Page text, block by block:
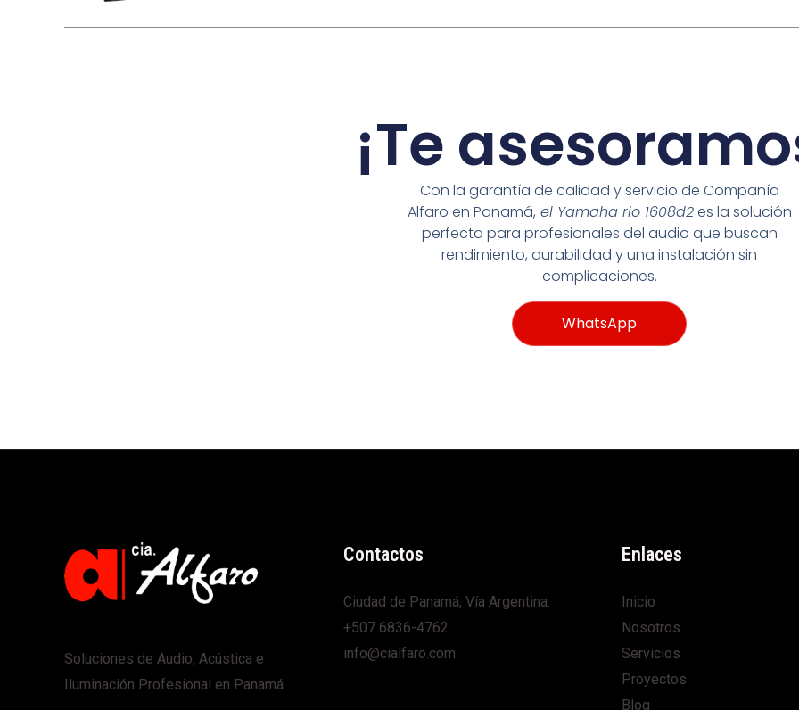
¡Te
Con la garantía de calidad y servicio de Compañía
Alfaro en Panamá, el Yamaha rio 1608d2es la solución
perfecta para profesionales del audio que buscan
rendimiento, durabilidad y una instalación sin
complicaciones.
WhatsApp
Soluciones de Audio, Acústica e
Iluminación Profesional en Panamá
Contactos
Ciudad de Panamá, Vía Argentina.
+507 6836-4762
info@cialfaro.com
Enlaces
Inicio
Nosotros
Servicios
Proyectos
Blog